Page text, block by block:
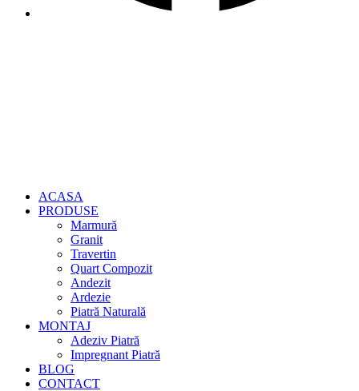
ACASA
PRODUSE
Marmură
Granit
Travertin
Quart Compozit
Andezit
Ardezie
Piatră Naturală
MONTAJ
Adeziv Piatră
Impregnant Piatră
BLOG
CONTACT